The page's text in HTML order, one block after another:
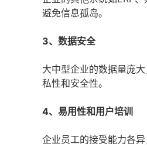
避免信息孤岛。
3、数据安全
大中型企业的数据量庞
私性和安全性。
4、易用性和用户培训
企业员工的接受能力各